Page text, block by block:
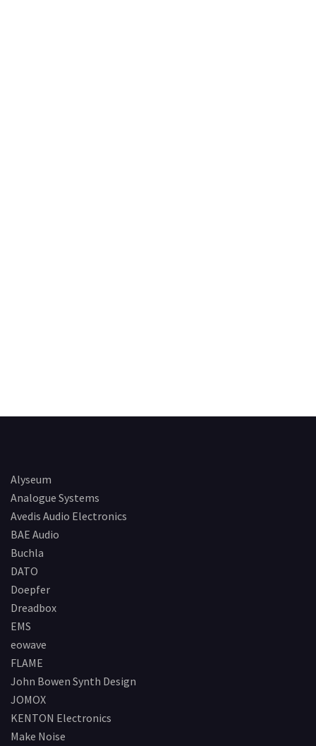
Alyseum
Analogue Systems
Avedis Audio Electronics
BAE Audio
Buchla
DATO
Doepfer
Dreadbox
EMS
eowave
FLAME
John Bowen Synth Design
JOMOX
KENTON Electronics
Make Noise